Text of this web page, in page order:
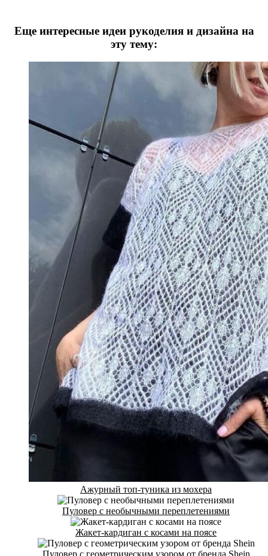
Еще интересные идеи рукоделия и дизайна на
эту тему:
Ажурный топ-туника из мохера
Пуловер с необычными переплетениями
Жакет-кардиган с косами на поясе